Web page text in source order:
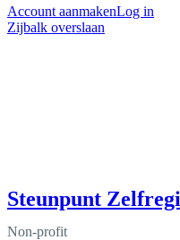
Account aanmakenLog in
Zijbalk overslaan
Steunpunt
Non-profit